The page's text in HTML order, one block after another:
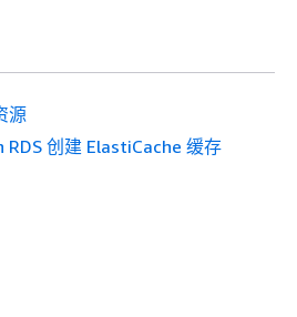
源
RDS 创建 ElastiCache 缓存